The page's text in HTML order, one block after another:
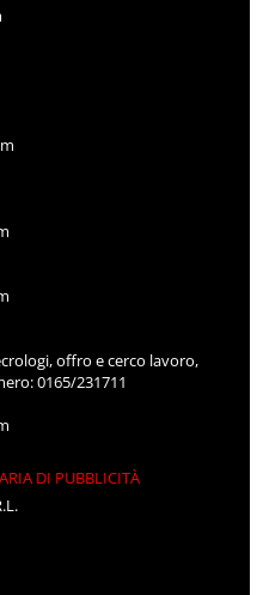
offro e cerco lavoro,
0165/231711
DI PUBBLICITÀ